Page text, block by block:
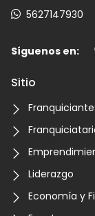
5627147930
Síguenos en:
Sitio
Liderazgo
Economía y